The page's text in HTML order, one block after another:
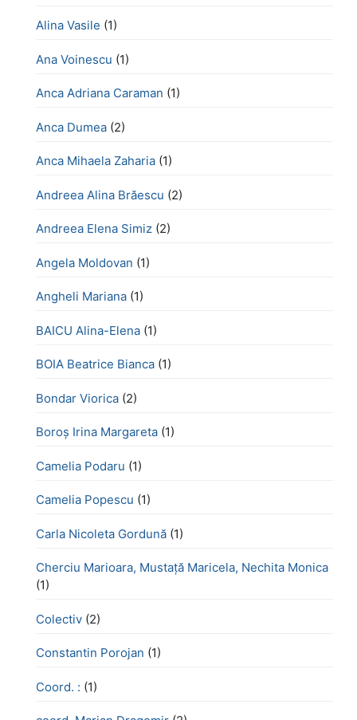
Alina Vasile (1)
Ana Voinescu (1)
Anca Adriana Caraman (1)
Anca Dumea (2)
Anca Mihaela Zaharia (1)
Andreea Alina Brăescu (2)
Andreea Elena Simiz (2)
Angela Moldovan (1)
Angheli Mariana (1)
BAICU Alina-Elena (1)
BOIA Beatrice Bianca (1)
Bondar Viorica (2)
Boroş Irina Margareta (1)
Camelia Podaru (1)
Camelia Popescu (1)
Carla Nicoleta Gordună (1)
Cherciu Marioara, Mustață Maricela, Nechita Monica
(1)
Colectiv (2)
Constantin Porojan (1)
Coord. : (1)